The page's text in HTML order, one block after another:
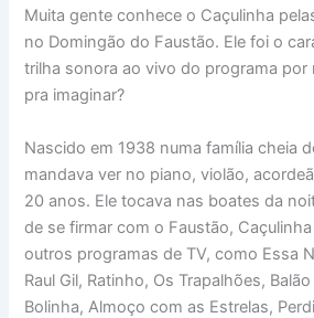
Muita gente conhece o Caçulinha
no Domingão do Faustão. Ele foi o
trilha sonora ao vivo do programa por
pra imaginar?
Nascido em 1938 numa família cheia
mandava ver no piano, violão,
20 anos. Ele tocava nas boates da
de se firmar com o Faustão,
outros programas de TV, como Essa
Raul Gil, Ratinho, Os Trapalhões,
Bolinha, Almoço com as Estrelas,